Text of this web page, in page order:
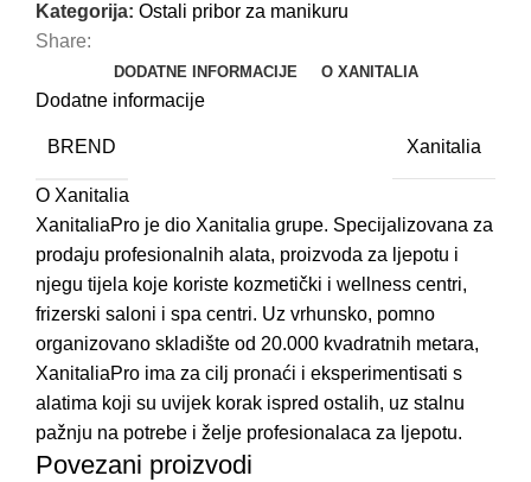
Kategorija: Ostali pribor za manikuru
Share:
DODATNE INFORMACIJE O XANITALIA
Dodatne informacije
BREND Xanitalia
O Xanitalia
XanitaliaPro je dio Xanitalia grupe. Specijalizovana za
prodaju profesionalnih alata, proizvoda za ljepotu i
njegu tijela koje koriste kozmetički i wellness centri,
frizerski saloni i spa centri. Uz vrhunsko, pomno
organizovano skladište od 20.000 kvadratnih metara,
XanitaliaPro ima za cilj pronaći i eksperimentisati s
alatima koji su uvijek korak ispred ostalih, uz stalnu
pažnju na potrebe i želje profesionalaca za ljepotu.
Povezani proizvodi